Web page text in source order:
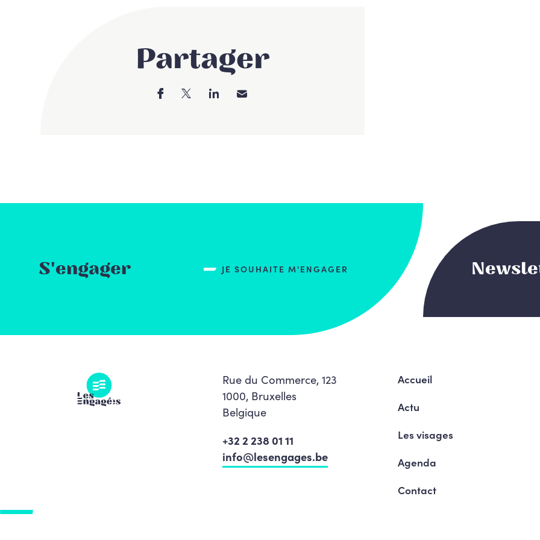
Partager
S'engager JE SOUHAITE M'ENGAGER
Rue du Commerce, 123
1000, Bruxelles
Belgique
+32 2 238 01 11
info@lesengages.be
Accueil
Actu
Les visages
Agenda
Contact